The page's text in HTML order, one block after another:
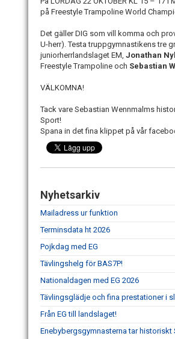
på Freestyle Trampoline World
Det gäller DIG som vill komma och
U-herr). Testa truppgymnastikens tre
juniorherrlandslaget EM, Jonathan
Freestyle Trampoline och Sebastian
VÄLKOMNA!
Tack vare Sebastian Wennmalms
Sport!
Spana in det fina klippet på vår
Nyhetsarkiv
Mailadress ur funktion
Terminsdata ht 2026
Pojkdag med EG
Tävlingshelg för BAS7P!
Nationaldagen med EG 2026
Tävlingsglädje och fina prestationer i
Från EG till landslaget!
Enebybergsgymnasterna tar historiskt